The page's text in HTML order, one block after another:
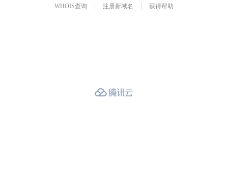
WHOIS查询 注册新域名 获得帮助